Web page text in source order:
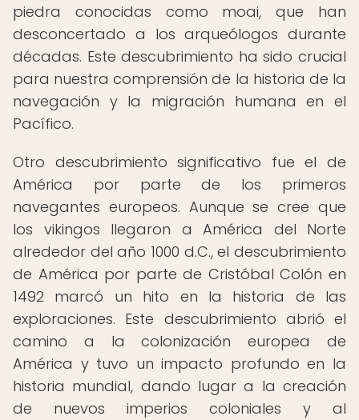
piedra conocidas como moai, que han
desconcertado a los arqueólogos durante
décadas. Este descubrimiento ha sido crucial
para nuestra comprensión de la historia de la
navegación y la migración humana en el
Pacífico.
Otro descubrimiento significativo fue el de
América por parte de los primeros
navegantes europeos. Aunque se cree que
los vikingos llegaron a América del Norte
alrededor del año 1000 d.C., el descubrimiento
de América por parte de Cristóbal Colón en
1492 marcó un hito en la historia de las
exploraciones. Este descubrimiento abrió el
camino a la colonización europea de
América y tuvo un impacto profundo en la
historia mundial, dando lugar a la creación
de nuevos imperios coloniales y al